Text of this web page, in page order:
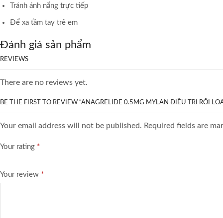
Tránh ánh nắng trực tiếp
Để xa tầm tay trẻ em
Đánh giá sản phẩm
REVIEWS
There are no reviews yet.
BE THE FIRST TO REVIEW “ANAGRELIDE 0.5MG MYLAN ĐIỀU TRỊ RỐI
Your email address will not be published. Required fields are
Your rating *
Your review *